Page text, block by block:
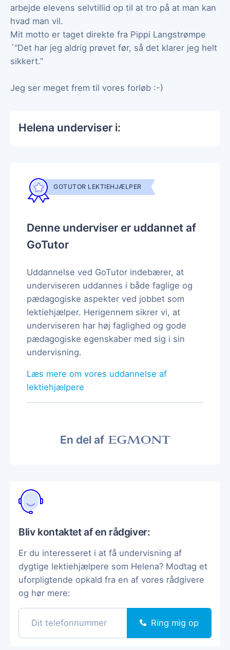
arbejde elevens selvtillid op til at tro på at man kan
hvad man vil.
Mit motto er taget direkte fra Pippi Langstrømpe
´“Det har jeg aldrig prøvet før, så det klarer jeg helt
sikkert.”
Jeg ser meget frem til vores forløb :-)
Helena underviser i:
GOTUTOR LEKTIEHJÆLPER
Denne underviser er uddannet af
GoTutor
Uddannelse ved GoTutor indebærer, at
underviseren uddannes i både faglige og
pædagogiske aspekter ved jobbet som
lektiehjælper. Herigennem sikrer vi, at
underviseren har høj faglighed og gode
pædagogiske egenskaber med sig i sin
undervisning.
Læs mere om vores uddannelse af
lektiehjælpere
En del af
Bliv kontaktet af en rådgiver:
Er du interesseret i at få undervisning af
dygtige lektiehjælpere som Helena? Modtag et
uforpligtende opkald fra en af vores rådgivere
og hør mere:
Ring mig op